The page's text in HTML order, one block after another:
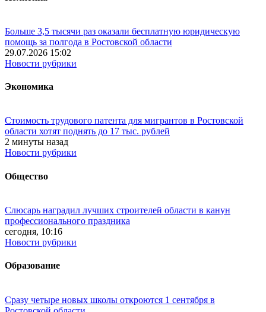
Больше 3,5 тысячи раз оказали бесплатную юридическую
помощь за полгода в Ростовской области
29.07.2026 15:02
Новости рубрики
Экономика
Стоимость трудового патента для мигрантов в Ростовской
области хотят поднять до 17 тыс. рублей
2 минуты назад
Новости рубрики
Общество
Слюсарь наградил лучших строителей области в канун
профессионального праздника
сегодня, 10:16
Новости рубрики
Образование
Сразу четыре новых школы откроются 1 сентября в